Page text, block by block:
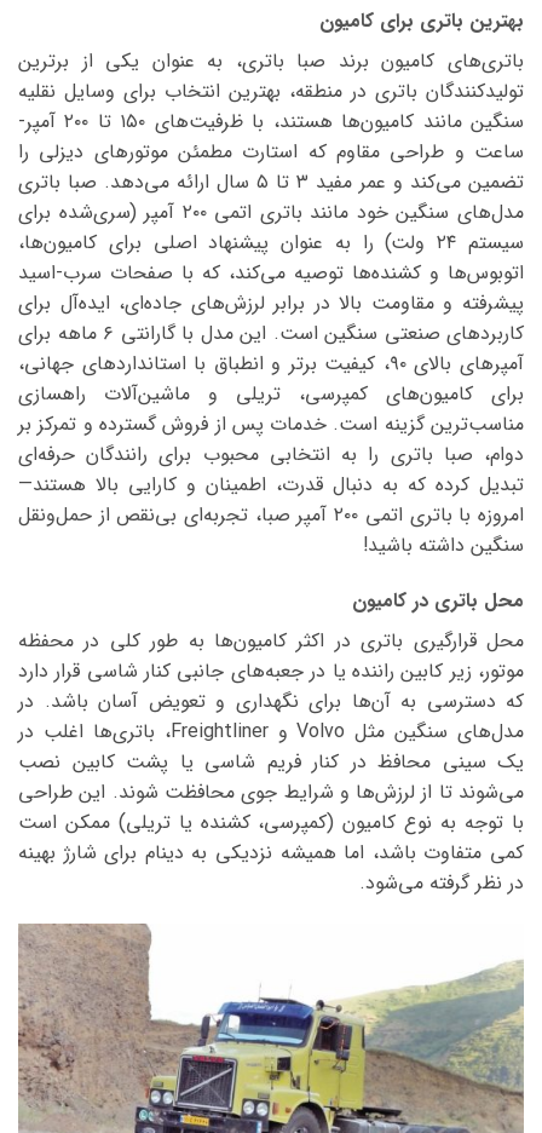
بهترین باتری برای کامیون
باتری‌های کامیون برند صبا باتری، به عنوان یکی از برترین
تولیدکنندگان باتری در منطقه، بهترین انتخاب برای وسایل نقلیه
سنگین مانند کامیون‌ها هستند، با ظرفیت‌های ۱۵۰ تا ۲۰۰ آمپر-
ساعت و طراحی مقاوم که استارت مطمئن موتورهای دیزلی را
تضمین می‌کند و عمر مفید ۳ تا ۵ سال ارائه می‌دهد. صبا باتری
مدل‌های سنگین خود مانند باتری اتمی ۲۰۰ آمپر (سری‌شده برای
سیستم ۲۴ ولت) را به عنوان پیشنهاد اصلی برای کامیون‌ها،
اتوبوس‌ها و کشنده‌ها توصیه می‌کند، که با صفحات سرب-اسید
پیشرفته و مقاومت بالا در برابر لرزش‌های جاده‌ای، ایده‌آل برای
کاربردهای صنعتی سنگین است. این مدل با گارانتی ۶ ماهه برای
آمپرهای بالای ۹۰، کیفیت برتر و انطباق با استانداردهای جهانی،
برای کامیون‌های کمپرسی، تریلی و ماشین‌آلات راهسازی
مناسب‌ترین گزینه است. خدمات پس از فروش گسترده و تمرکز بر
دوام، صبا باتری را به انتخابی محبوب برای رانندگان حرفه‌ای
تبدیل کرده که به دنبال قدرت، اطمینان و کارایی بالا هستند—
امروزه با باتری اتمی ۲۰۰ آمپر صبا، تجربه‌ای بی‌نقص از حمل‌ونقل
سنگین داشته باشید!
محل باتری در کامیون
محل قرارگیری باتری در اکثر کامیون‌ها به طور کلی در محفظه
موتور، زیر کابین راننده یا در جعبه‌های جانبی کنار شاسی قرار دارد
که دسترسی به آن‌ها برای نگهداری و تعویض آسان باشد. در
مدل‌های سنگین مثل Volvo و Freightliner، باتری‌ها اغلب در
یک سینی محافظ در کنار فریم شاسی یا پشت کابین نصب
می‌شوند تا از لرزش‌ها و شرایط جوی محافظت شوند. این طراحی
با توجه به نوع کامیون (کمپرسی، کشنده یا تریلی) ممکن است
کمی متفاوت باشد، اما همیشه نزدیکی به دینام برای شارژ بهینه
در نظر گرفته می‌شود.